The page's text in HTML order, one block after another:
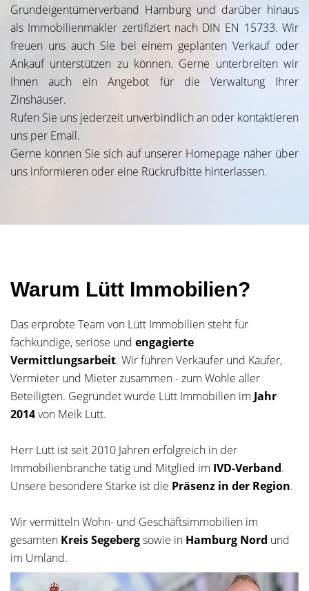
Grundeigentümerverband Hamburg und darüber hinaus
als Immobilienmakler zertifiziert nach DIN EN 15733. Wir
freuen uns auch Sie bei einem geplanten Verkauf oder
Ankauf unterstützen zu können. Gerne unterbreiten wir
Ihnen auch ein Angebot für die Verwaltung Ihrer
Zinshäuser.
Rufen Sie uns jederzeit unverbindlich an oder kontaktieren
uns per Email.
Gerne können Sie sich auf unserer Homepage näher über
uns informieren oder eine Rückrufbitte hinterlassen.
Warum Lütt Immobilien?
Das erprobte Team von Lütt Immobilien steht für
fachkundige, seriöse und engagierte
Vermittlungsarbeit. Wir führen Verkäufer und Käufer,
Vermieter und Mieter zusammen - zum Wohle aller
Beteiligten. Gegründet wurde Lütt Immobilien im Jahr
2014von Meik Lütt.
Herr Lütt ist seit 2010 Jahren erfolgreich in der
Immobilienbranche tätig und Mitglied im IVD-Verband.
Unsere besondere Stärke ist die Präsenz in der Region.
Wir vermitteln Wohn- und Geschäftsimmobilien im
gesamten Kreis Segebergsowie in Hamburg Nord und
im Umland.